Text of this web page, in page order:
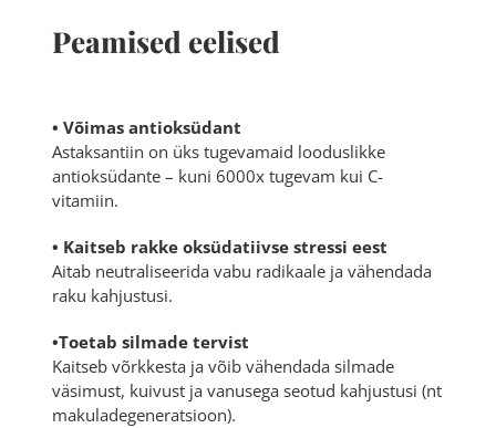
Peamised eelised
• Võimas antioksüdant
Astaksantiin on üks tugevamaid looduslikke
antioksüdante – kuni 6000x tugevam kui C-
vitamiin.
• Kaitseb rakke oksüdatiivse stressi eest
Aitab neutraliseerida vabu radikaale ja vähendada
raku kahjustusi.
•Toetab silmade tervist
Kaitseb võrkkesta ja võib vähendada silmade
väsimust, kuivust ja vanusega seotud kahjustusi (nt
makuladegeneratsioon).